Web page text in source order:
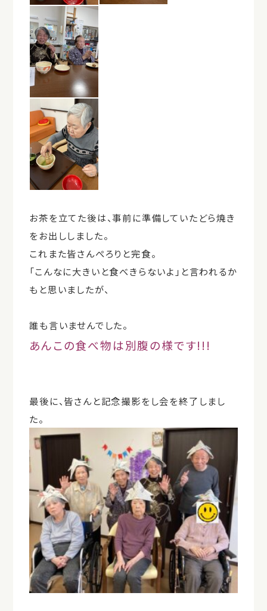
お茶を立てた後は、事前に準備していたどら焼き
をお出ししました。
これまた皆さんぺろりと完食。
「こんなに大きいと食べきらないよ」と言われるか
もと思いましたが、
誰も言いませんでした。
あんこの食べ物は別腹の様です!!!
最後に、皆さんと記念撮影をし会を終了しまし
た。